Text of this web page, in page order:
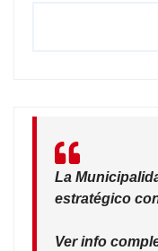
La
estratégico
Ver info